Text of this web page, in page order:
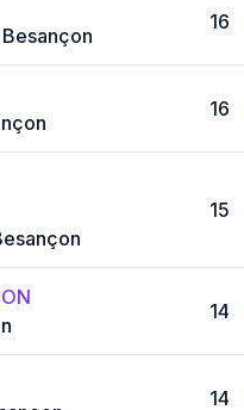
16
16
15
14
14